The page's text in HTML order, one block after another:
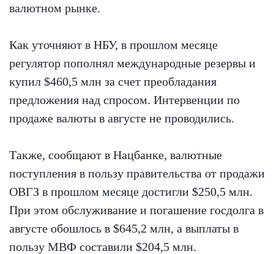
валютном рынке.
Как уточняют в НБУ, в прошлом месяце
регулятор пополнял международные резервы и
купил $460,5 млн за счет преобладания
предложения над спросом. Интервенции по
продаже валюты в августе не проводились.
Также, сообщают в Нацбанке, валютные
поступления в пользу правительства от продажи
ОВГЗ в прошлом месяце достигли $250,5 млн.
При этом обслуживание и погашение госдолга в
августе обошлось в $645,2 млн, а выплаты в
пользу МВФ составили $204,5 млн.